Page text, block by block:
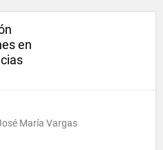
en
María Vargas